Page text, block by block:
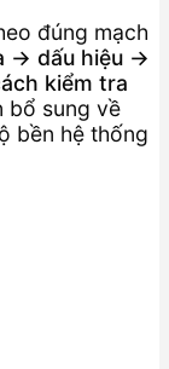
đúng mạch
→ dấu hiệu →
kiểm tra
bổ sung về
bền hệ thống